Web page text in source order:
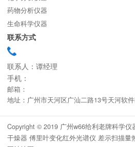
药物分析仪器
生命科学仪器
联系方式
联系人：谭经理
手机：
邮箱：
地址：广州市天河区广汕二路13号天河软
Copyright © 2019 广州w66给利老牌科学
干燥器 傅里叶变化红外光谱仪 差示扫描量